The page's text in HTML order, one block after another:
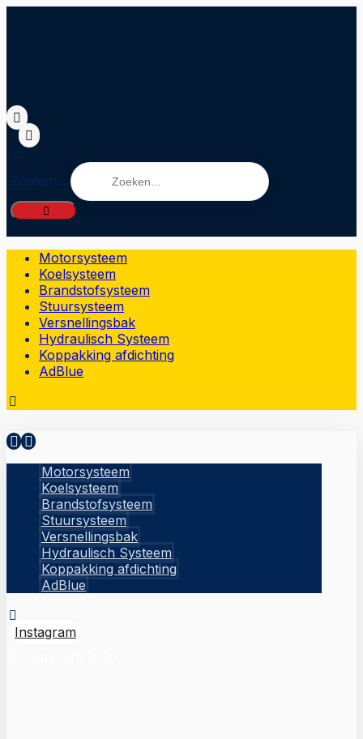
Zoeken...
Motorsysteem
Koelsysteem
Brandstofsysteem
Stuursysteem
Versnellingsbak
Hydraulisch Systeem
Koppakking afdichting
AdBlue
Motorsysteem
Koelsysteem
Brandstofsysteem
Stuursysteem
Versnellingsbak
Hydraulisch Systeem
Koppakking afdichting
AdBlue
Instagram